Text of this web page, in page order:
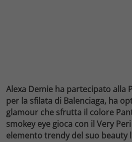
Alexa Demie ha partecipato alla
per la sfilata di Balenciaga, ha
glamour che sfrutta il colore
smokey eye gioca con il Very
elemento trendy del suo beauty